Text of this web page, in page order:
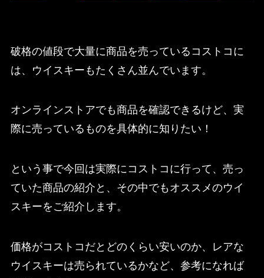
破格の値段で大量に商品を売っているコストコに
は、ウイスキーもたくさん並んでいます。
オンラインストアでも商品を確認できるけど、実
際に売っているものを具体的に知りたい！
という事で今回は実際にコストコに行って、売っ
ていた商品の紹介と、その中でもオススメのウイ
スキーをご紹介します。
価格がコストコだとどのくらい安いのか、レアな
ウイスキーは売られているかなど、参考になれば